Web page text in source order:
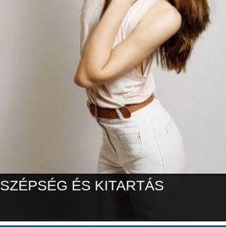
SZÉPSÉG ÉS KITARTÁS